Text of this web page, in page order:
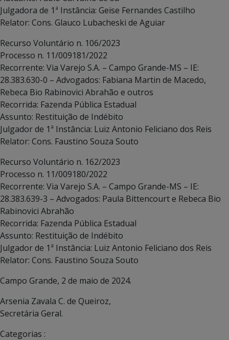
Julgadora de 1ª Instância: Geise Fernandes Castilho
Relator: Cons. Glauco Lubacheski de Aguiar
Recurso Voluntário n. 106/2023
Processo n. 11/009181/2022
Recorrente: Via Varejo S.A. – Campo Grande-MS – IE:
28.383.630-0 – Advogados: Fabiana Martin de Macedo,
Rebeca Bio Rabinovici Abrahão e outros
Recorrida: Fazenda Pública Estadual
Assunto: Restituição de Indébito
Julgador de 1ª Instância: Luiz Antonio Feliciano dos Reis
Relator: Cons. Faustino Souza Souto
Recurso Voluntário n. 162/2023
Processo n. 11/009180/2022
Recorrente: Via Varejo S.A. – Campo Grande-MS – IE:
28.383.639-3 – Advogados: Paula Bittencourt e Rebeca Bio
Rabinovici Abrahão
Recorrida: Fazenda Pública Estadual
Assunto: Restituição de Indébito
Julgador de 1ª Instância: Luiz Antonio Feliciano dos Reis
Relator: Cons. Faustino Souza Souto
Campo Grande, 2 de maio de 2024.
Arsenia Zavala C. de Queiroz,
Secretária Geral.
Categorias :